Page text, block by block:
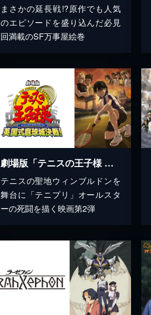
まさかの延長戦!?原作でも人気
のエピソードを盛り込んだ必見
回満載のSF万事屋絵巻
劇場版「テニスの王子様 英国式庭球城決戦！」
テニスの聖地ウィンブルドンを
舞台に「テニプリ」オールスタ
ーの死闘を描く映画第2弾